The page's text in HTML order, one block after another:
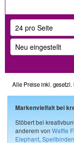
Alle Preise inkl. gesetzl.
Markenvielfalt bei
Stöbert bei
anderem von Waffle
Elephant,